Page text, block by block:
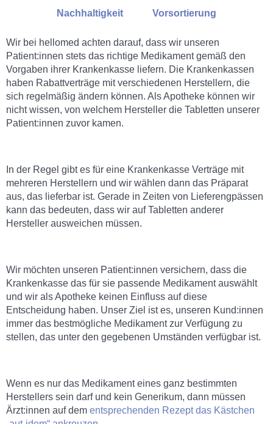
Nachhaltigkeit Vorsortierung
Wir bei hellomed achten darauf, dass wir unseren
Patient:innen stets das richtige Medikament gemäß den
Vorgaben ihrer Krankenkasse liefern. Die Krankenkassen
haben Rabattverträge mit verschiedenen Herstellern, die
sich regelmäßig ändern können. Als Apotheke können wir
nicht wissen, von welchem Hersteller die Tabletten unserer
Patient:innen zuvor kamen.
In der Regel gibt es für eine Krankenkasse Verträge mit
mehreren Herstellern und wir wählen dann das Präparat
aus, das lieferbar ist. Gerade in Zeiten von Lieferengpässen
kann das bedeuten, dass wir auf Tabletten anderer
Hersteller ausweichen müssen.
Wir möchten unseren Patient:innen versichern, dass die
Krankenkasse das für sie passende Medikament auswählt
und wir als Apotheke keinen Einfluss auf diese
Entscheidung haben. Unser Ziel ist es, unseren Kund:innen
immer das bestmögliche Medikament zur Verfügung zu
stellen, das unter den gegebenen Umständen verfügbar ist.
Wenn es nur das Medikament eines ganz bestimmten
Herstellers sein darf und kein Generikum, dann müssen
Ärzt:innen auf dem entsprechenden Rezept das Kästchen